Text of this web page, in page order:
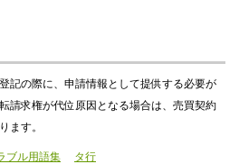
記の際に、申請情報として提供する必要が
請求権が代位原因となる場合は、売買契約
ます。
ブル用語集 タ行